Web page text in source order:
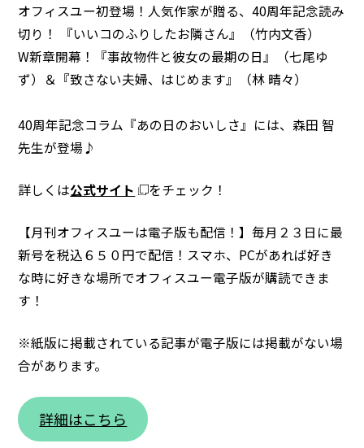
オフィスユー初登場！人気作家が贈る、40周年記念読み
切り！ 『いいコのふりしたお隣さん』（竹内文香）
W新章開幕！『事故物件と彼女の最期の日』（七尾ゆ
ず）＆『致さない夫婦、はじめます』（林 晴々）
40周年記念コラム『あの日のおいしさ』には、森田 智
先生が登場♪
詳しくは公式サイト をチェック！
【月刊オフィスユーは電子版も配信！】毎月２３日に最
新号を税込６５０円で配信！スマホ、PCがあれば好き
な時に好きな場所でオフィスユー電子版が購読できま
す！
※紙版に掲載されている記事が電子版には掲載がない場
合があります。
詳細はこちら